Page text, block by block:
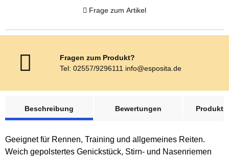
Frage zum Artikel
Fragen zum Produkt?
Tel: 02557/9296111 info@esposita.de
Beschreibung
Bewertungen
Geeignet für Rennen, Training und allgemeines Reiten.
Weich gepolstertes Genickstück, Stirn- und Nasenriemen